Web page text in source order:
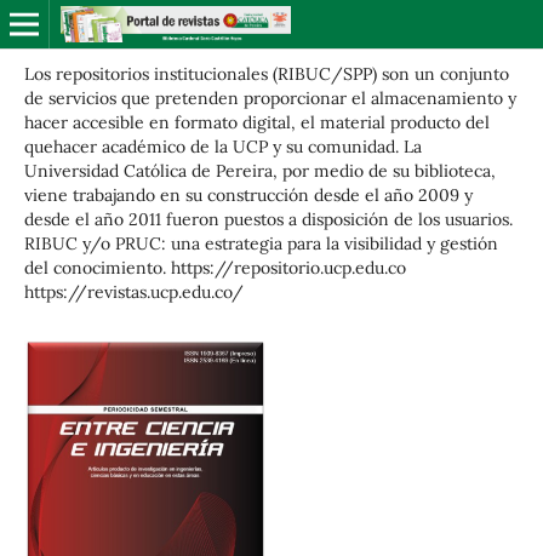
Los repositorios institucionales (RIBUC/SPP) son un conjunto
de servicios que pretenden proporcionar el almacenamiento y
hacer accesible en formato digital, el material producto del
quehacer académico de la UCP y su comunidad. La
Universidad Católica de Pereira, por medio de su biblioteca,
viene trabajando en su construcción desde el año 2009 y
desde el año 2011 fueron puestos a disposición de los usuarios.
RIBUC y/o PRUC: una estrategia para la visibilidad y gestión
del conocimiento. https://repositorio.ucp.edu.co
https://revistas.ucp.edu.co/